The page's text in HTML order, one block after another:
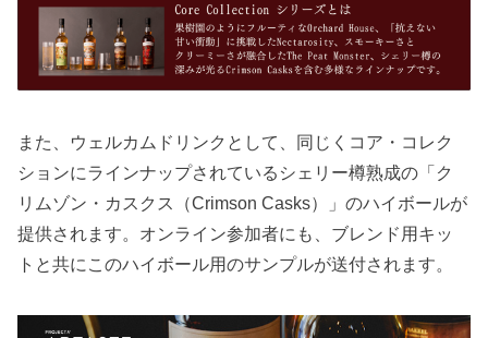
また、ウェルカムドリンクとして、同じくコア・コレク
ションにラインナップされているシェリー樽熟成の「ク
リムゾン・カスクス（Crimson Casks）」のハイボールが
提供されます。オンライン参加者にも、ブレンド用キッ
トと共にこのハイボール用のサンプルが送付されます。